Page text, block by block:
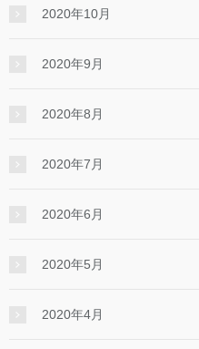
2020年10月
2020年9月
2020年8月
2020年7月
2020年6月
2020年5月
2020年4月